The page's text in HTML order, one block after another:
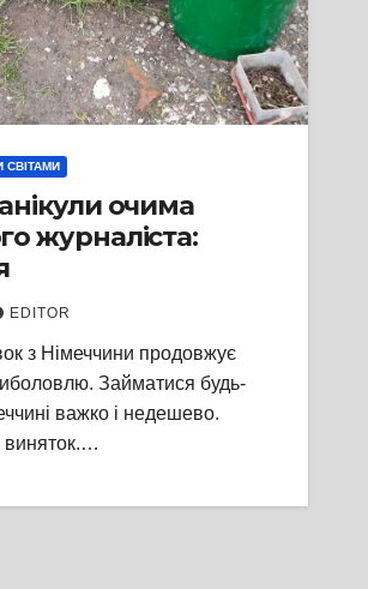
СВІТАМИ
очима
журналіста:
EDITOR
з Німеччини продовжує
Займатися будь-
важко і недешево.
виняток.…